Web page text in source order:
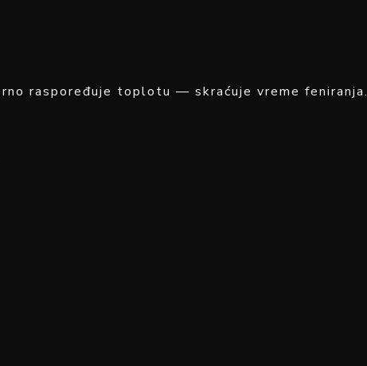
raspoređuje toplotu — skraćuje vreme feniranja.